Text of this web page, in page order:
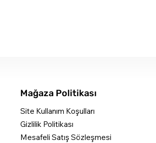
Mağaza Politikası
Site Kullanım Koşulları
Gizlilik Politikası
Mesafeli Satış Sözleşmesi